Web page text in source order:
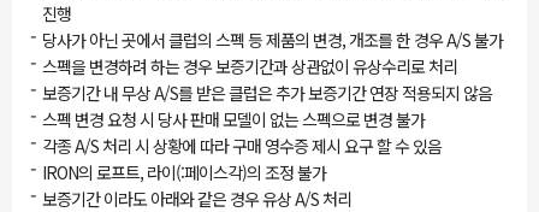
진행
- 당사가 아닌 곳에서 클럽의 스펙 등 제품의 변경, 개조를 한 경우 A/S 불가
- 스펙을 변경하려 하는 경우 보증기간과 상관없이 유상수리로 처리
- 보증기간 내 무상 A/S를 받은 클럽은 추가 보증기간 연장 적용되지 않음
- 스펙 변경 요청 시 당사 판매 모델이 없는 스펙으로 변경 불가
- 각종 A/S 처리 시 상황에 따라 구매 영수증 제시 요구 할 수 있음
- IRON의 로프트, 라이(:페이스각)의 조정 불가
- 보증기간 이라도 아래와 같은 경우 유상 A/S 처리